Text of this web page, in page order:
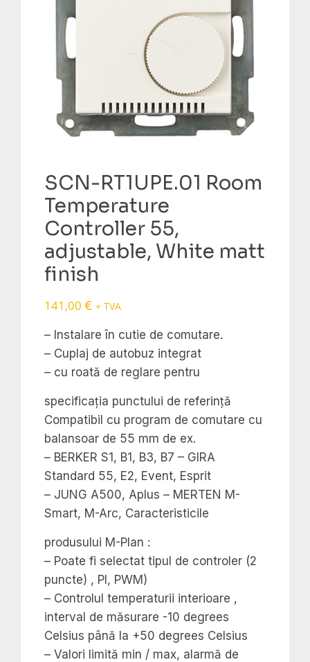
SCN-RT1UPE.01 Room
Temperature
Controller 55,
adjustable, White matt
finish
141,00 € + TVA
– Instalare în cutie de comutare.
– Cuplaj de autobuz integrat
– cu roată de reglare pentru
specificația punctului de referință
Compatibil cu program de comutare cu
balansoar de 55 mm de ex.
– BERKER S1, B1, B3, B7 – GIRA
Standard 55, E2, Event, Esprit
– JUNG A500, Aplus – MERTEN M-
Smart, M-Arc, Caracteristicile
produsului M-Plan :
– Poate fi selectat tipul de controler (2
puncte) , PI, PWM)
– Controlul temperaturii interioare ,
interval de măsurare -10 degrees
Celsius până la +50 degrees Celsius
– Valori limită min / max, alarmă de